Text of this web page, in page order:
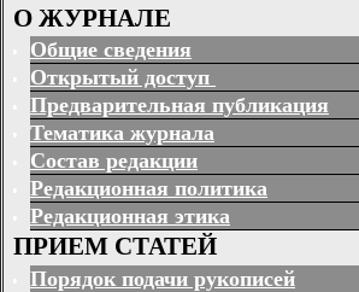
О ЖУРНАЛЕ
Общие сведения
Открытый доступ
Предварительная публикация
Тематика журнала
Состав редакции
Редакционная политика
Редакционная этика
ПРИЕМ СТАТЕЙ
Порядок подачи рукописей